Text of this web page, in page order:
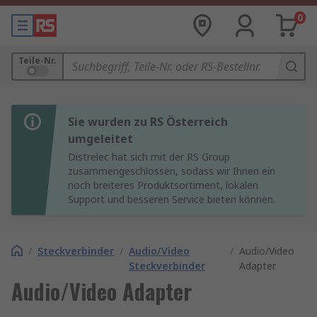
0
Teile-Nr.
Sie wurden zu RS Österreich
umgeleitet
Distrelec hat sich mit der RS Group
zusammengeschlossen, sodass wir Ihnen ein
noch breiteres Produktsortiment, lokalen
Support und besseren Service bieten können.
/ Steckverbinder / Audio/Video
Steckverbinder
/ Audio/Video
Adapter
Audio/Video Adapter